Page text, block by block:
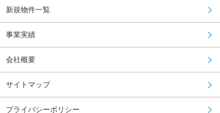
新規物件一覧
事業実績
会社概要
サイトマップ
プライバシーポリシー